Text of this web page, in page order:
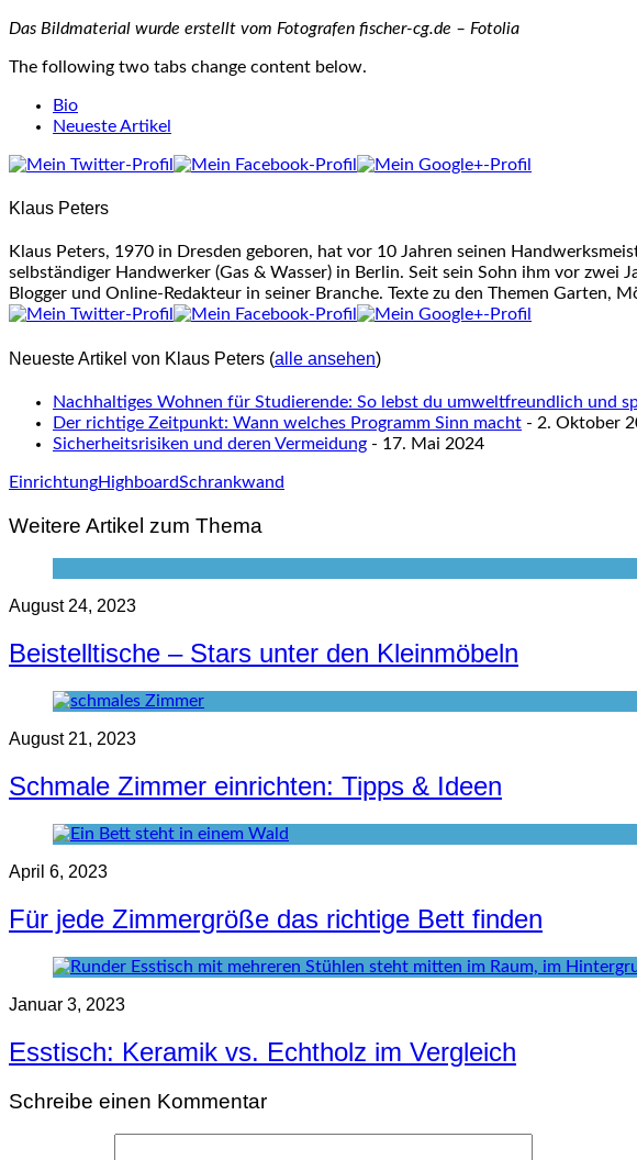
Das Bildmaterial wurde erstellt vom Fotografen fischer-cg.de – Fotolia
The following two tabs change content below.
Bio
Neueste Artikel
Klaus Peters
Klaus Peters, 1970 in Dresden geboren, hat vor 10 Jahren seinen
selbständiger Handwerker (Gas & Wasser) in Berlin. Seit sein Sohn ihm vor
Blogger und Online-Redakteur in seiner Branche. Texte zu den Themen Garten,
Neueste Artikel von Klaus Peters (alle ansehen)
Nachhaltiges Wohnen für Studierende: So lebst du umweltfreundlich und
Der richtige Zeitpunkt: Wann welches Programm Sinn macht - 2. Oktober
Sicherheitsrisiken und deren Vermeidung - 17. Mai 2024
EinrichtungHighboardSchrankwand
Weitere Artikel zum Thema
August 24, 2023
Beistelltische – Stars unter den Kleinmöbeln
August 21, 2023
Schmale Zimmer einrichten: Tipps & Ideen
April 6, 2023
Für jede Zimmergröße das richtige Bett finden
Januar 3, 2023
Esstisch: Keramik vs. Echtholz im Vergleich
Schreibe einen Kommentar